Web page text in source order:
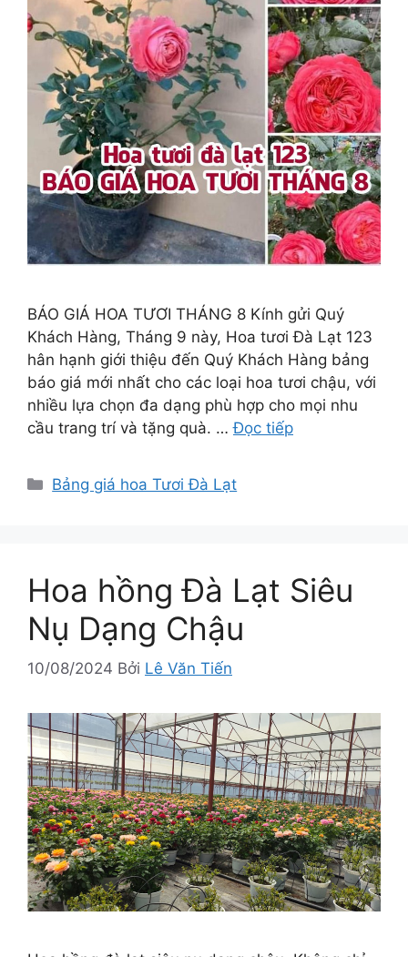
BÁO GIÁ HOA TƯƠI THÁNG 8 Kính gửi Quý
Khách Hàng, Tháng 9 này, Hoa tươi Đà Lạt 123
hân hạnh giới thiệu đến Quý Khách Hàng bảng
báo giá mới nhất cho các loại hoa tươi chậu, với
nhiều lựa chọn đa dạng phù hợp cho mọi nhu
cầu trang trí và tặng quà. …Đọc tiếp
Danh
Bảng giá hoa Tươi Đà Lạt
Hoa hồng Đà Lạt Siêu
Nụ Dạng Chậu
10/08/2024 Bởi Lê Văn Tiến